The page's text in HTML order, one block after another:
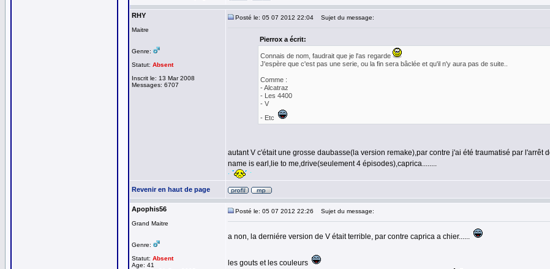
RHY
Maitre
Genre:
Statut: Absent
Inscrit le: 13 Mar 2008
Messages: 6707
Posté le: 05 07 2012 22:04 Sujet du message:
Pierrox a écrit:
Connais de nom, faudrait que je l'as regarde
J'espère que c'est pas une serie, ou la fin sera bâclée et qu'il n'y aura pas de suite..
Comme :
- Alcatraz
- Les 4400
- V
- Etc
autant V c'était une grosse daubasse(la version remake),par contre j'ai été traumatisé par
name is earl,lie to me,drive(seulement 4 épisodes),caprica........
Revenir en haut de page
Apophis56
Grand Maitre
Genre:
Statut: Absent
Age: 41
Posté le: 05 07 2012 22:26 Sujet du message:
a non, la derniére version de V était terrible, par contre caprica a chier......
les gouts et les couleurs